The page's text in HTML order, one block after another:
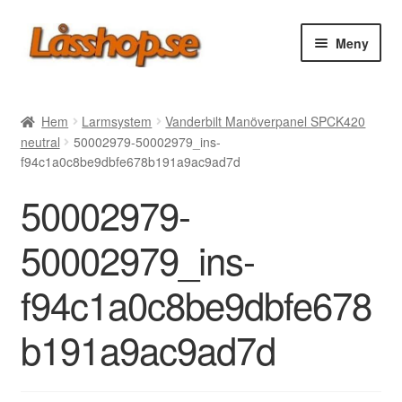
Hoppa
till
Hoppa
till
Meny
Rea
Villkor
Vanliga frågor
Forum/Manualer/Råd
Support
Hem Larmsystem
Vanderbilt Manöverpanel SPCK420
neutral
50002979-50002979_ins-
f94c1a0c8be9dbfe678b191a9ac9ad7d
50002979-
50002979_ins-
f94c1a0c8be9dbfe678
b191a9ac9ad7d